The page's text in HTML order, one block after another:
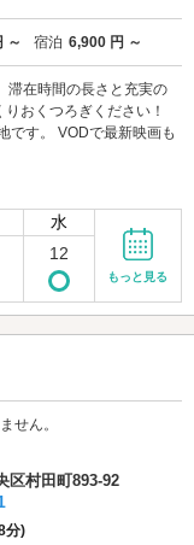
～ 宿泊 6,900 円 ～
滞在時間の長さと充実の
おくつろぎください！
です。 VODで最新映画も
水
12
もっと見る
せん。
区村田町893-92
分)